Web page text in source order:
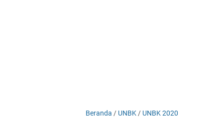
Beranda / UNBK / UNBK 2020